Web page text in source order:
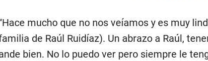
mucho que no nos veíamos y es muy
de Raúl Ruidíaz). Un abrazo a Raúl,
bien. No lo puedo ver pero siempre le